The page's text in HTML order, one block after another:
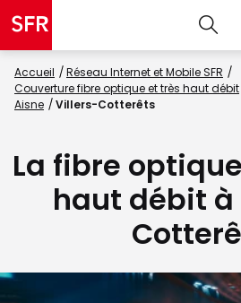
Accueil
Réseau Internet et Mobile SFR
Couverture fibre optique et très haut débit
Aisne
Villers-Cotterêts
La fibre
haut débit